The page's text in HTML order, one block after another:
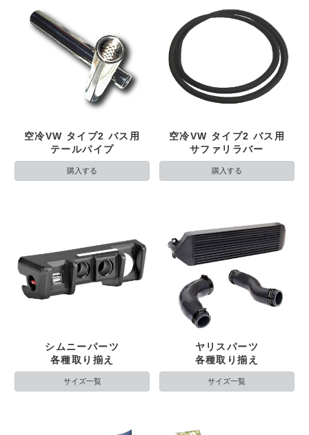
空冷VW タイプ2 バス用
テールパイプ
購入する
空冷VW タイプ2 バス用
サファリラバー
購入する
シムニーパーツ
各種取り揃え
サイズ一覧
ヤリスパーツ
各種取り揃え
サイズ一覧